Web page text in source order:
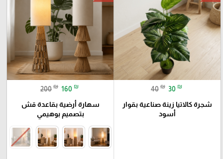
40 ₪ 30 ₪
شجرة كالاتيا زينة صناعية بقوار
أسود
200 ₪ 160 ₪
سهارة أرضية بقاعدة قش
بتصميم بوهيمي